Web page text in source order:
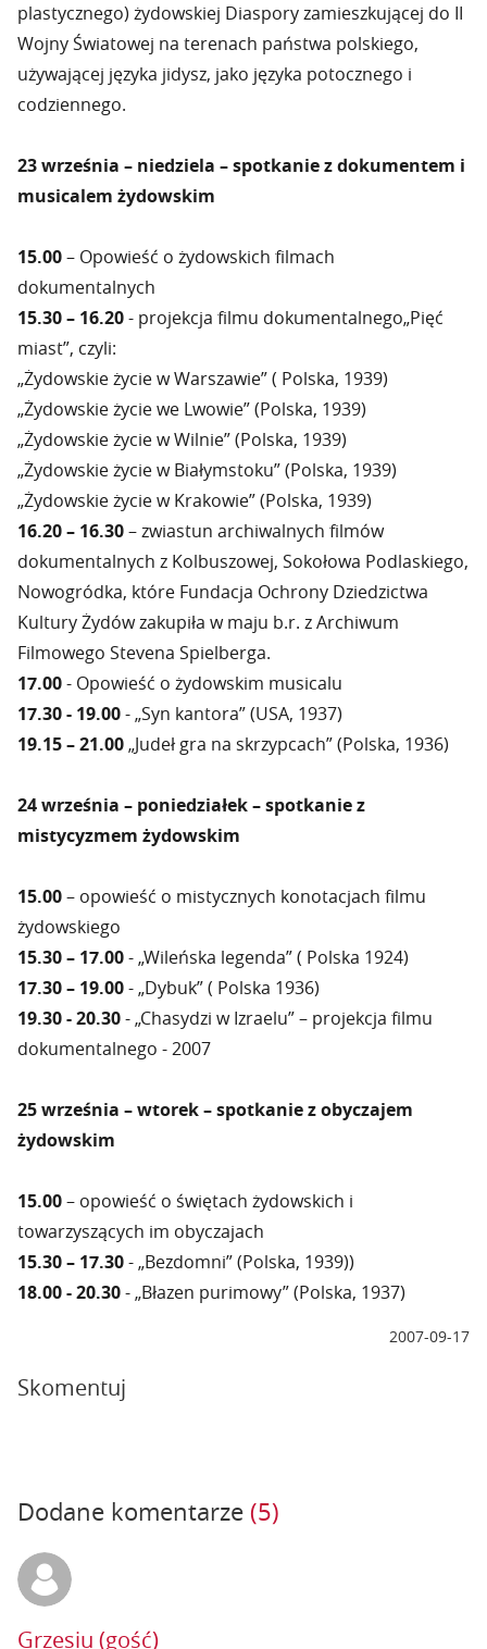
plastycznego) żydowskiej Diaspory zamieszkującej do II
Wojny Światowej na terenach państwa polskiego,
używającej języka jidysz, jako języka potocznego i
codziennego.
23 września – niedziela – spotkanie z dokumentem i
musicalem żydowskim
15.00– Opowieść o żydowskich filmach
dokumentalnych
15.30 – 16.20- projekcja filmu dokumentalnego„Pięć
miast”, czyli:
„Żydowskie życie w Warszawie” ( Polska, 1939)
„Żydowskie życie we Lwowie” (Polska, 1939)
„Żydowskie życie w Wilnie” (Polska, 1939)
„Żydowskie życie w Białymstoku” (Polska, 1939)
„Żydowskie życie w Krakowie” (Polska, 1939)
16.20 – 16.30– zwiastun archiwalnych filmów
dokumentalnych z Kolbuszowej, Sokołowa Podlaskiego,
Nowogródka, które Fundacja Ochrony Dziedzictwa
Kultury Żydów zakupiła w maju b.r. z Archiwum
Filmowego Stevena Spielberga.
17.00- Opowieść o żydowskim musicalu
17.30 - 19.00- „Syn kantora” (USA, 1937)
19.15 – 21.00„Judeł gra na skrzypcach” (Polska, 1936)
24 września – poniedziałek – spotkanie z
mistycyzmem żydowskim
15.00– opowieść o mistycznych konotacjach filmu
żydowskiego
15.30 – 17.00- „Wileńska legenda” ( Polska 1924)
17.30 – 19.00- „Dybuk” ( Polska 1936)
19.30 - 20.30- „Chasydzi w Izraelu” – projekcja filmu
dokumentalnego - 2007
25 września – wtorek – spotkanie z obyczajem
żydowskim
15.00– opowieść o świętach żydowskich i
towarzyszących im obyczajach
15.30 – 17.30- „Bezdomni” (Polska, 1939))
18.00 - 20.30- „Błazen purimowy” (Polska, 1937)
2007-09-17
Skomentuj
Dodane komentarze (5)
Grzesiu (gość)